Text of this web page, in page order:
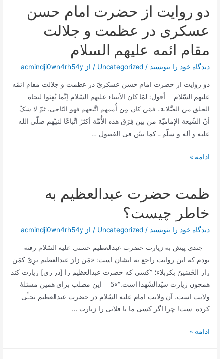
دو روایت از حضرت امام حسن
عسکری در عظمت و جلالت
مقام ائمه علیهم السلام
دیدگاه‌ خود را بنویسید /
Uncategorized / از admindji0wn4rh54y
دو روایت از حضرت امام حسن عسکریّ در عظمت و جلالت مقام ائمّه
علیهم السّلام أقول: لمّا کان الأنبیاء علیهم السّلام إنَّما بُعِثوا لنجاة
الخلق من الضَّلالة، فمَن کان مِن أُممهم اتَّبعهم فهو النّاجی. ثمّ لا شکّ
أنّ الشّیعة الإمامیّة من بین فِرَق هذه الأُمَّة أکثرُ اتِّباعًا لنبیّهم صلّی الله
علیه و آله و سلّم ـ کما تبیّن فی الفصول …
دو
حضرت
امام
حسن
عسکری
جلالت
ائمه
علیهم
السلام
ادامه »
ظمت حضرت عبدالعظیم به
خاطر چیست؟
دیدگاه‌ خود را بنویسید /
Uncategorized / از admindji0wn4rh54y
چندی پیش به زیارت حضرت عبدالعظیم حسنی علیه السّلام رفته
بودم که این روایت راجع به ایشان است: «مَن زارَ عبدالعظیم برِیّ کمَن
زار الحُسَینَ بکربلاء؛ ”کسی که حضرت عبدالعظیم را [در ری] زیارت کند
همچون زیارت سیّدالشّهدا است.“»5 این مطلب برای همین مسئلۀ
ولایت است. آن ولایت امام علیه السّلام در حضرت عبدالعظیم تجلّی
کرده است! چرا اگر کسی ما یا فلانی را زیارت …
ظمت
ادامه »